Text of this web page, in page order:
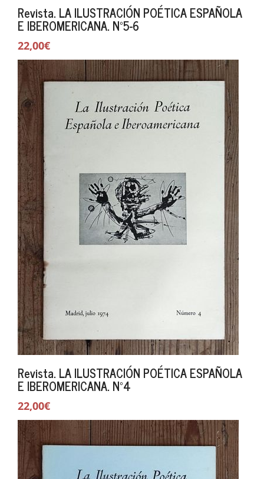
Revista. LA ILUSTRACIÓN POÉTICA ESPAÑOLA
E IBEROMERICANA. Nº5-6
22,00€
Revista. LA ILUSTRACIÓN POÉTICA ESPAÑOLA
E IBEROMERICANA. Nº4
22,00€